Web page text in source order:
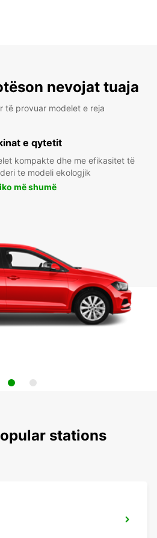
nevojat tuaja
të provuar modelet e reja
e qytetit
kompakte dhe me efikasitet të
te modeli ekologjik
më shumë
stations